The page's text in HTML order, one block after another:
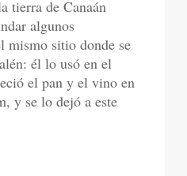
tierra de Canaán
algunos
mismo sitio donde se
él lo usó en el
el pan y el vino en
y se lo dejó a este